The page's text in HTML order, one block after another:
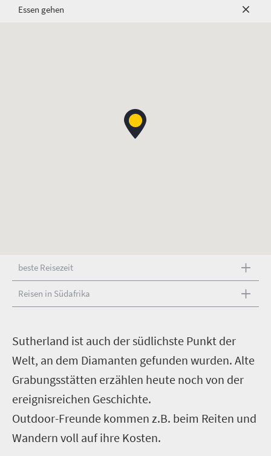
Essen gehen
beste Reisezeit
Reisen in Südafrika
Sutherland ist auch der südlichste Punkt der
Welt, an dem Diamanten gefunden wurden. Alte
Grabungsstätten erzählen heute noch von der
ereignisreichen Geschichte.
Outdoor-Freunde kommen z.B. beim Reiten und
Wandern voll auf ihre Kosten.